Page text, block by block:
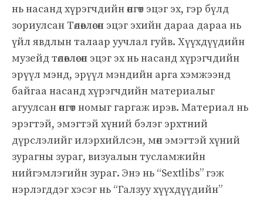
нь насанд хүрэгчдийн өнгөт эцэг эх, гэр бүлд
зориулсан Төлөвлөсөн эцэг эхийн дараа дараа нь
үйл явдлын талаар уучлал гуйв. Хүүхдүүдийн
музейд төлөвлөсөн эцэг эх нь насанд хүрэгчдийн
эрүүл мэнд, эрүүл мэндийн арга хэмжээнд
байгаа насанд хүрэгчдийн материалыг
агуулсан өнгөт номыг гаргаж ирэв. Материал нь
эрэгтэй, эмэгтэй хүний ​​бэлэг эрхтний
дүрслэлийг илэрхийлсэн, мөн эмэгтэй хүний ​​
зурагны зураг, визуалын тусламжийн
нийгэмлэгийн зураг. Энэ нь “Sextlibs” гэж
нэрлэгддэг хэсэг нь “Галзуу хүүхдүүдийн”